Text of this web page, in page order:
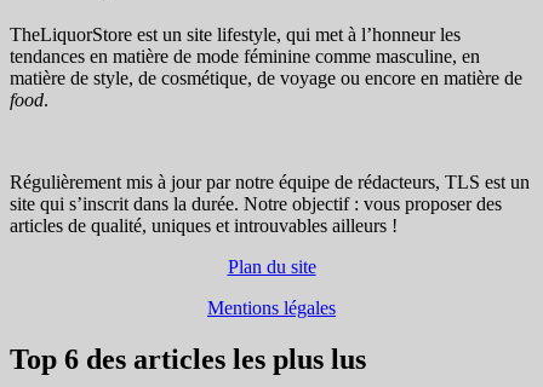
TheLiquorStore est un site lifestyle, qui met à l’honneur les
tendances en matière de mode féminine comme masculine, en
matière de style, de cosmétique, de voyage ou encore en matière de
food.
Régulièrement mis à jour par notre équipe de rédacteurs, TLS est un
site qui s’inscrit dans la durée. Notre objectif : vous proposer des
articles de qualité, uniques et introuvables ailleurs !
Plan du site
Mentions légales
Top 6 des articles les plus lus